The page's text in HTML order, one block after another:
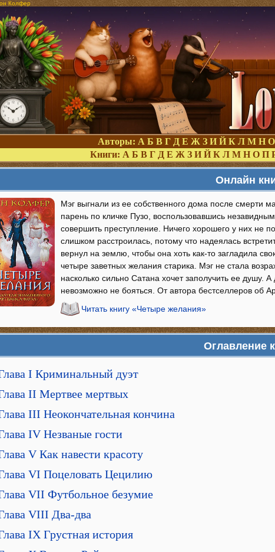
Колфер
Авторы: А Б В Г Д Е Ж З И Й К Л М Н О
Книги: А Б В Г Д Е Ж З И Й К Л М Н О П
Онлайн
Мэг выгнали из ее собственного дома после смерти
парень по кличке Пузо, воспользовавшись
совершить преступление. Ничего хорошего у них не
слишком расстроилась, потому что надеялась
вернул на землю, чтобы она хоть как-то загладила
четыре заветных желания старика. Мэг не стала
насколько сильно Сатана хочет заполучить ее душу.
невозможно не бояться. От автора бестселлеров об
Читать книгу «Четыре желания»
Оглавление
I Криминальный дуэт
II Мертвее мертвых
III Неокончательная кончина
IV Незваные гости
V Как навести красоту
VI Поцеловать Цецилию
VII Футбольное безумие
VIII Два-два
IX Грустная история